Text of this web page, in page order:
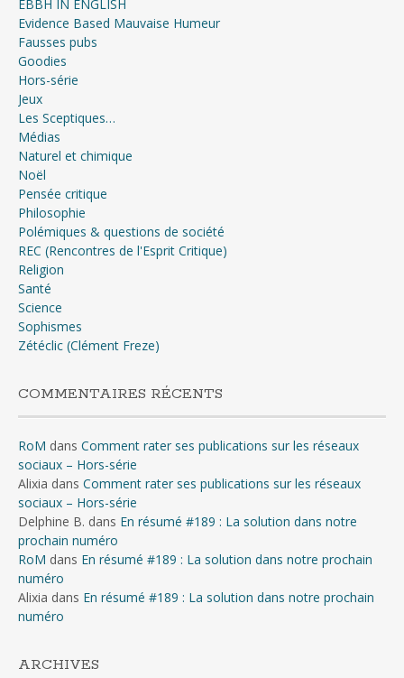
EBBH IN ENGLISH
Evidence Based Mauvaise Humeur
Fausses pubs
Goodies
Hors-série
Jeux
Les Sceptiques…
Médias
Naturel et chimique
Noël
Pensée critique
Philosophie
Polémiques & questions de société
REC (Rencontres de l'Esprit Critique)
Religion
Santé
Science
Sophismes
Zétéclic (Clément Freze)
COMMENTAIRES RÉCENTS
RoM dans Comment rater ses publications sur les réseaux
sociaux – Hors-série
Alixia dans Comment rater ses publications sur les réseaux
sociaux – Hors-série
Delphine B. dans En résumé #189 : La solution dans notre
prochain numéro
RoM dans En résumé #189 : La solution dans notre prochain
numéro
Alixia dans En résumé #189 : La solution dans notre prochain
numéro
ARCHIVES